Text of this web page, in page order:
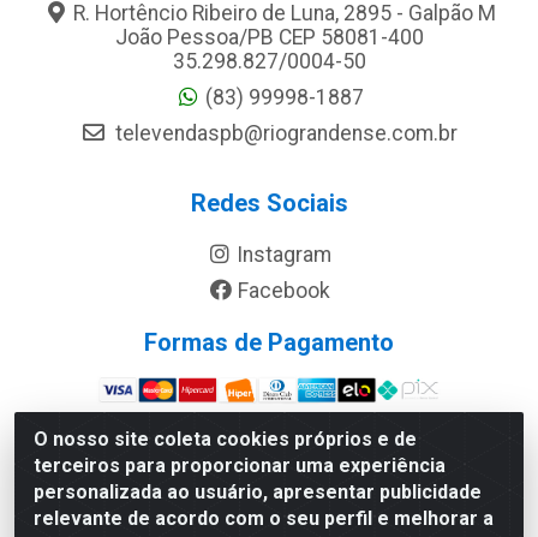
O nosso site coleta cookies próprios e de
terceiros para proporcionar uma experiência
personalizada ao usuário, apresentar publicidade
relevante de acordo com o seu perfil e melhorar a
R. Hortêncio Ribeiro de Luna, 2895 - Galpão M
João Pessoa/PB CEP 58081-400
35.298.827/0004-50
(83) 99998-1887
televendaspb@riograndense.com.br
Redes Sociais
Instagram
Facebook
Formas de Pagamento
Site Seguro